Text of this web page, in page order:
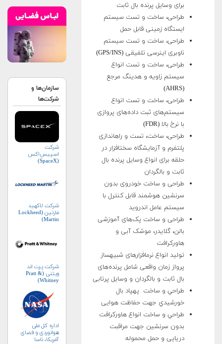
برای وسایل پرنده بال ثابت
طراحی، ساخت و تست سیستم
ایستگاه زمینی قابل حمل
طراحی، ساخت و تست سیستم
ناوبری اینرسی تلفیقی (GPS/INS)
طراحی، ساخت و تست انواع
سیستم زاویه و هدینگ مرجع
(AHRS)
طراحی، ساخت و تست انواع
سیستم‌های ثبت داده‌های پروازی
با نرخ بالا (FDR)
طراحی، ساخت، تست و راه­اندازی
پلتفرم و آزمایشگاه سخت­افزار در
حلقه برای انواع وسایل پرنده بال
ثابت و بالگردان
طراحی و ساخت خودروی بدون
سرنشین هوشمند قابل کنترل با
سیستم عامل اندروید
طراحی و ساخت پک‌های آموزشی
بالن، گلایدر، موشک آبی و
هاورکرافت
تولید انواع نرم­افزارهای شبیه­ساز
پرواز زمان­ واقعی شامل پرنده‌­های
بال ثابت و بالگردان و وسایل پرتابی
طراحي و ساخت پهپاد بال
خورشيدي جهت حفاظت هوایی
طراحي و ساخت انواع هاورکرافت
بدون سرنشين جهت مراقبت
دریایی و حمل محموله
سازمان‌ها و
شرکت‌ها
شرکت
اسپیس‌اکس
(SpaceX)
شرکت لاکهید
مارتین (Lockheed
Martin)
شرکت پرت اند
ویتنی (Pratt &
Whitney)
اداره کل ملی
هوانوردی و فضای
آمریکا، ناسا